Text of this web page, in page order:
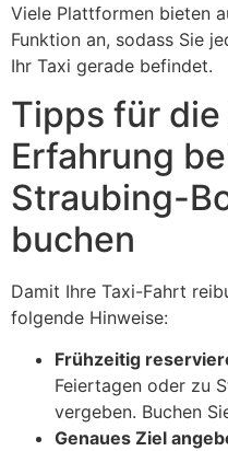
Viele Plattformen bieten
Funktion an, sodass Sie
Ihr Taxi gerade befindet.
Tipps für
Erfahrung
Straubing-
buchen
Damit Ihre Taxi-Fahrt
folgende Hinweise:
Frühzeitig
Feiertagen oder zu
vergeben. Buchen
Genaues Ziel